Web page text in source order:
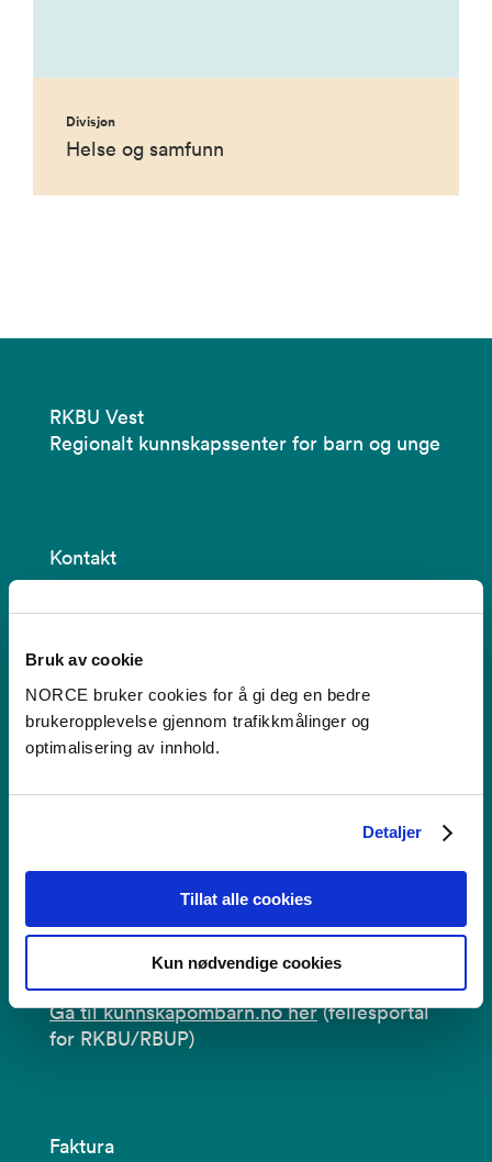
Bruk av cookie
NORCE bruker cookies for å gi deg en bedre
brukeropplevelse gjennom trafikkmålinger og
optimalisering av innhold.
Detaljer
Tillat alle cookies
Kun nødvendige cookies
Divisjon
Helse og samfunn
RKBU Vest
Regionalt kunnskapssenter for barn og unge
Kontakt
Postboks 22,
5838 Bergen
Se i kartet
+47 56 10 70 00
Bruk av informasjonskapsler
Tilgjengelighetserklæring
Gå til kunnskapombarn.no her(fellesportal
for RKBU/RBUP)
Faktura